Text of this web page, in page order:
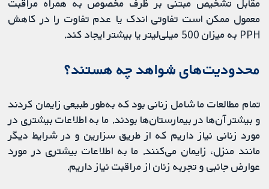
مقابل تشخیص مبتنی بر ظرف مخصوص به همراه مراقبت
معمول ممکن است تفاوتی اندک یا عدم تفاوت را در کاهش
PPH به میزان 500 میلی‌لیتر یا بیشتر ایجاد کند.
محدودیت‌های شواهد چه هستند؟
تمام مطالعات ما شامل زنانی بود که به‌طور طبیعی زایمان ‌کردند
و بیشتر آن‌ها در بیمارستان‌ها بودند. ما به اطلاعات بیشتری در
مورد زنانی نیاز داریم که از طریق سزارین و در شرایط دیگر
مانند منزل، زایمان می‌کنند. ما به اطلاعات بیشتری در مورد
عوارض جانبی و تجربه زنان از مراقبت نیاز داریم.